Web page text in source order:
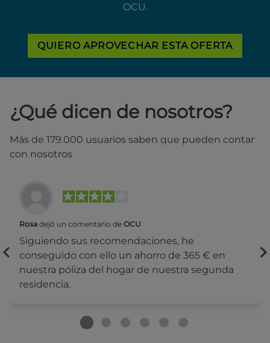
OCU.
QUIERO APROVECHAR ESTA OFERTA
¿Qué dicen de nosotros?
Más de 179.000 usuarios saben que pueden contar
con nosotros
Rosa dejó un comentario de OCU
Siguiendo sus recomendaciones, he
conseguido con ello un ahorro de 365 € en
nuestra póliza del hogar de nuestra segunda
residencia.